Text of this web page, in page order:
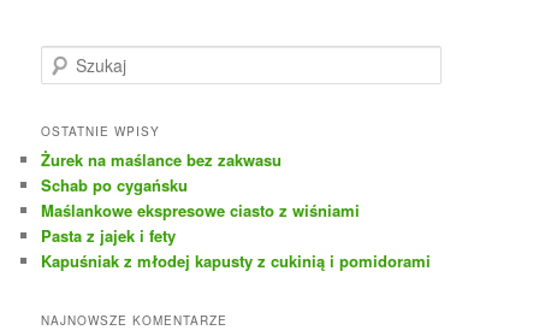
z
k
a
j
OSTATNIE WPISY
Żurek na maślance bez zakwasu
Schab po cygańsku
Maślankowe ekspresowe ciasto z wiśniami
Pasta z jajek i fety
Kapuśniak z młodej kapusty z cukinią i pomidorami
NAJNOWSZE KOMENTARZE